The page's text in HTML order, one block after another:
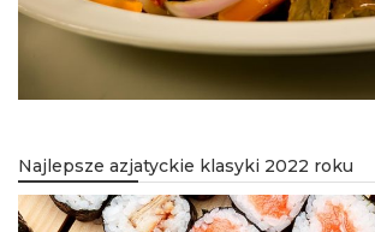
Najlepsze azjatyckie klasyki 2022 roku